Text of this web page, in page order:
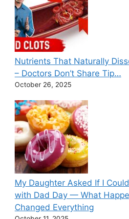
Nutrients That Naturally
– Doctors Don’t Share Tip…
October 26, 2025
My Daughter Asked If I
with Dad Day — What
Changed Everything